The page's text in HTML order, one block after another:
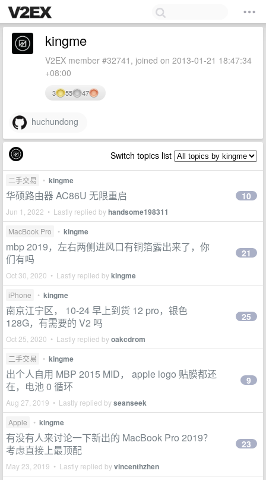
kingme
V2EX member #32741, joined on 2013-01-21 18:47:34
+08:00
3 55 47
huchundong
Switch topics list
二手交易 • kingme
华硕路由器 AC86U 无限重启
Jun 1, 2022 • Lastly replied byhandsome198311
10
MacBook Pro • kingme
mbp 2019，左右两侧进风口有铜箔露出来了，你
们有吗
Oct 30, 2020 • Lastly replied bykingme
21
iPhone • kingme
南京江宁区， 10-24 早上到货 12 pro，银色
128G，有需要的 V2 吗
Oct 25, 2020 • Lastly replied byoakcdrom
25
二手交易 • kingme
出个人自用 MBP 2015 MID， apple logo 贴膜都还
在，电池 0 循环
Aug 27, 2019 • Lastly replied byseanseek
9
Apple • kingme
有没有人来讨论一下新出的 MacBook Pro 2019？
考虑直接上最顶配
May 23, 2019 • Lastly replied byvincenthzhen
23